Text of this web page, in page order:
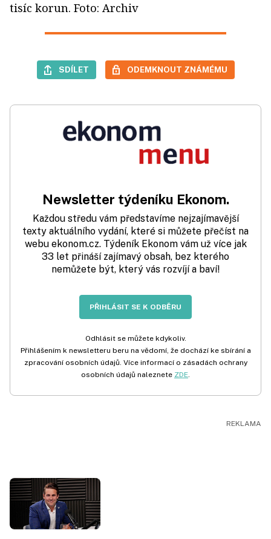
tisíc korun. Foto: Archiv
SDÍLET ODEMKNOUT ZNÁMÉMU
Newsletter týdeníku Ekonom.
Každou středu vám představíme nejzajímavější
texty aktuálního vydání, které si můžete přečíst na
webu ekonom.cz. Týdeník Ekonom vám už více jak
33 let přináší zajímavý obsah, bez kterého
nemůžete být, který vás rozvíjí a baví!
PŘIHLÁSIT SE K ODBĚRU
Odhlásit se můžete kdykoliv.
Přihlášením k newsletteru beru na vědomí, že dochází ke sbírání a
zpracování osobních údajů. Více informací o zásadách ochrany
osobních údajů naleznete ZDE.